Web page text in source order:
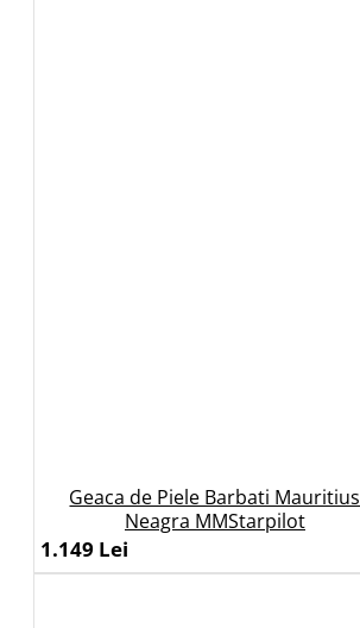
Geaca de Piele Barbati Mauritius
Neagra MMStarpilot
1.149 Lei